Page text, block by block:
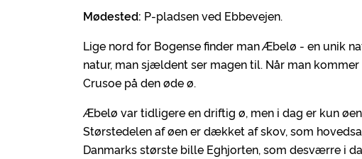
Mødested: P-pladsen ved Ebbevejen.
Lige nord for Bogense finder man Æbelø - en unik
natur, man sjældent ser magen til. Når man
Crusoe på den øde ø.
Æbelø var tidligere en driftig ø, men i dag er kun
Størstedelen af øen er dækket af skov, som
Danmarks største bille Eghjorten, som desværre i